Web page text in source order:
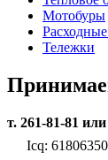
Мотобуры
Тележки
т. 261-81-81
Icq: